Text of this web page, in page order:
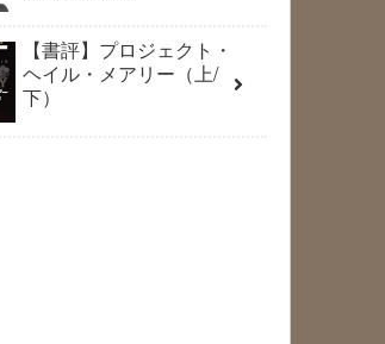
【書評】プロジェクト・
ヘイル・メアリー（上/
下）